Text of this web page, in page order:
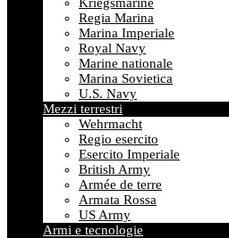
Regia Marina
Marina Imperiale
Royal Navy
Marine nationale
Marina Sovietica
U.S. Navy
Mezzi terrestri
Wehrmacht
Regio esercito
Esercito Imperiale
British Army
Armée de terre
Armata Rossa
US Army
Armi e tecnologie